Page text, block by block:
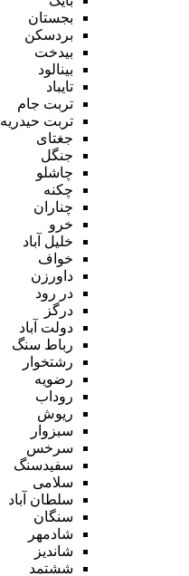
بجستان
بردسکن
بیدخت
بینالود
تایباد
تربت جام
تربت حیدریه
جغتای
جنگل
چاشلو
چکنه
چناران
خرو
خلیل آباد
خواف
داورزن
در رود
درگز
دولت آباد
رباط سنگ
رشتخوار
رضویه
روداب
ریوش
سبزوار
سرخس
سفیدسنگ
سلامی
سلطان آباد
سنگان
شادمهر
شاندیز
ششتمد